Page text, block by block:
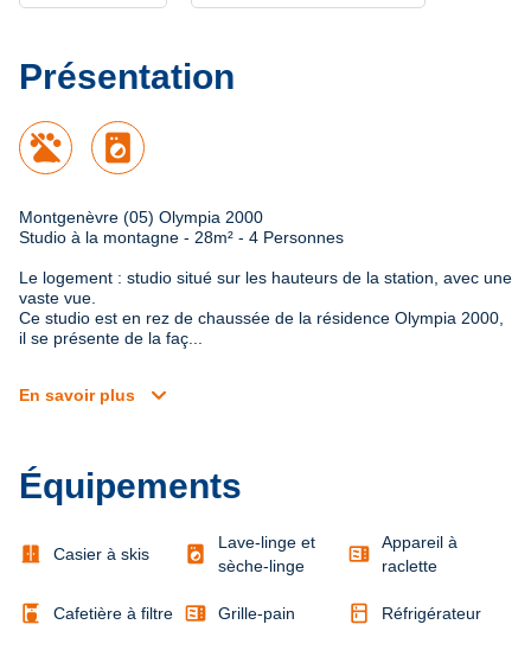
Présentation
local_laundry_service
Montgenèvre (05) Olympia 2000
Studio à la montagne - 28m² - 4 Personnes
Le logement : studio situé sur les hauteurs de la station, avec une
vaste vue.
Ce studio est en rez de chaussée de la résidence Olympia 2000,
il se présente de la faç...
En savoir plus expand_more
Équipements
door_sliding Casier à skis local_laundry_service
Lave-linge et
sèche-linge
microwave
Appareil à
raclette
coffee_maker Cafetière à filtre microwave Grille-pain kitchen Réfrigérateur